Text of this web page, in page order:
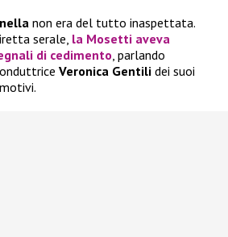
non era del tutto inaspettata.
serale, la Mosetti aveva
di cedimento, parlando
Veronica Gentili dei suoi